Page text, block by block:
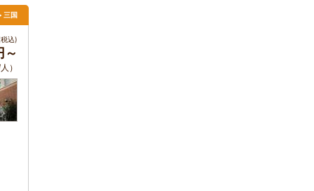
三国
込)
）